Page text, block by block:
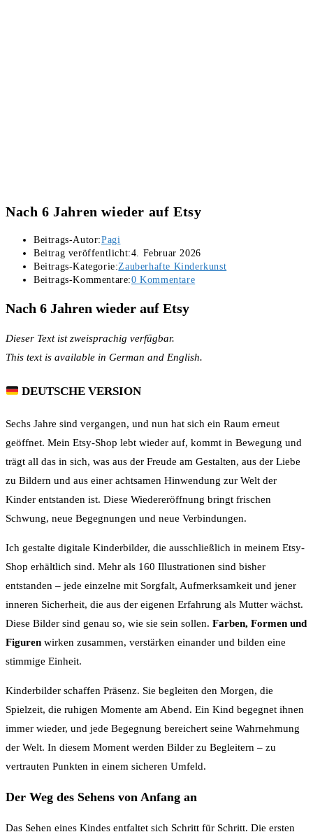
Nach 6 Jahren wieder auf Etsy
Beitrags-Autor:Pagi
Beitrag veröffentlicht:4. Februar 2026
Beitrags-Kategorie:Zauberhafte Kinderkunst
Beitrags-Kommentare:0 Kommentare
Nach 6 Jahren wieder auf Etsy
Dieser Text ist zweisprachig verfügbar.
This text is available in German and English.
DEUTSCHE VERSION
Sechs Jahre sind vergangen, und nun hat sich ein Raum erneut
geöffnet. Mein Etsy-Shop lebt wieder auf, kommt in Bewegung und
trägt all das in sich, was aus der Freude am Gestalten, aus der Liebe
zu Bildern und aus einer achtsamen Hinwendung zur Welt der
Kinder entstanden ist. Diese Wiedereröffnung bringt frischen
Schwung, neue Begegnungen und neue Verbindungen.
Ich gestalte digitale Kinderbilder, die ausschließlich in meinem Etsy-
Shop erhältlich sind. Mehr als 160 Illustrationen sind bisher
entstanden – jede einzelne mit Sorgfalt, Aufmerksamkeit und jener
inneren Sicherheit, die aus der eigenen Erfahrung als Mutter wächst.
Diese Bilder sind genau so, wie sie sein sollen. Farben, Formen und
Figuren wirken zusammen, verstärken einander und bilden eine
stimmige Einheit.
Kinderbilder schaffen Präsenz. Sie begleiten den Morgen, die
Spielzeit, die ruhigen Momente am Abend. Ein Kind begegnet ihnen
immer wieder, und jede Begegnung bereichert seine Wahrnehmung
der Welt. In diesem Moment werden Bilder zu Begleitern – zu
vertrauten Punkten in einem sicheren Umfeld.
Der Weg des Sehens von Anfang an
Das Sehen eines Kindes entfaltet sich Schritt für Schritt. Die ersten